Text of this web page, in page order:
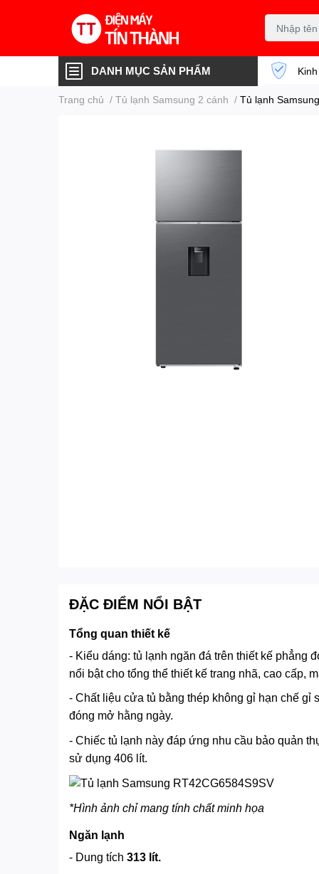
DANH MỤC SẢN PHẨM
Trang chủ / Tủ lạnh Samsung 2 cánh / Tủ lạnh
ĐẶC ĐIỂM NỔI BẬT
Tổng quan thiết kế
- Kiểu dáng: tủ lạnh ngăn đá trên thiết kế phẳng
nổi bật cho tổng thể thiết kế trang nhã, cao cấp,
- Chất liệu cửa tủ bằng thép không gỉ hạn chế gỉ
đóng mở hằng ngày.
- Chiếc tủ lạnh này đáp ứng nhu cầu bảo quản
sử dụng 406 lít.
*Hình ảnh chỉ mang tính chất minh họa
Ngăn lạnh
- Dung tích 313 lít.